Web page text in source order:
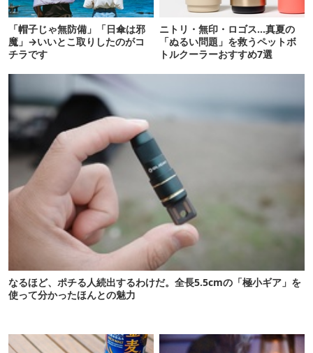
「帽子じゃ無防備」「日傘は邪
魔」→いいとこ取りしたのがコ
チラです
ニトリ・無印・ロゴス…真夏の
「ぬるい問題」を救うペットボ
トルクーラーおすすめ7選
なるほど、ポチる人続出するわけだ。全長5.5cmの「極小ギア」を
使って分かったほんとの魅力